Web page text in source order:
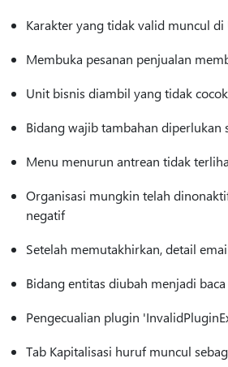
Karakter yang tidak valid muncul di
Membuka pesanan penjualan
Unit bisnis diambil yang tidak
Bidang wajib tambahan diperlukan
Menu menurun antrean tidak
Organisasi mungkin telah
negatif
Setelah memutakhirkan, detail
Bidang entitas diubah menjadi
Pengecualian plugin
Tab Kapitalisasi huruf muncul